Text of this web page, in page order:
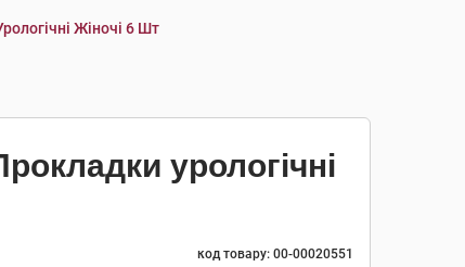
Жіночі 6 Шт
урологічні
код товару: 00-00020551